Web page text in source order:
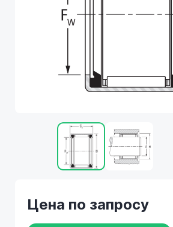
Цена по запросу